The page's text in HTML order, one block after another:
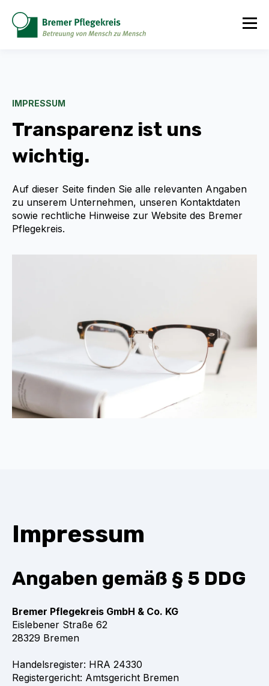
IMPRESSUM
Transparenz ist uns
wichtig.
Auf dieser Seite finden Sie alle relevanten Angaben
zu unserem Unternehmen, unseren Kontaktdaten
sowie rechtliche Hinweise zur Website des Bremer
Pflegekreis.
Impressum
Angaben gemäß § 5 DDG
Bremer Pflegekreis GmbH & Co. KG
Eislebener Straße 62
28329 Bremen
Handelsregister: HRA 24330
Registergericht: Amtsgericht Bremen